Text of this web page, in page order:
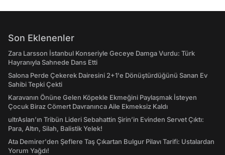
Son Eklenenler
Zara Larsson İstanbul Konseriyle Geceye Damga Vurdu: Türk
Hayranıyla Sahnede Dans Etti
Salona Perde Çekerek Dairesini 2+1'e Dönüştürdüğünü Sanan Ev
Sahibi Tepki Çekti
Karavanın Önüne Gelen Köpekle Ekmeğini Paylaşmak İsteyen
Çocuk Biraz Cömert Davranınca Aile Ekmeksiz Kaldı
ultrAslan’ın Tribün Lideri Sebahattin Şirin’in Evinden Servet Çıktı:
Para, Altın, Silah, Balistik Yelek!
Ata Demirer'den Şeflere Taş Çıkartan Bulgur Pilavı Tarifi: Ustalardan
Yorum Yağdı!